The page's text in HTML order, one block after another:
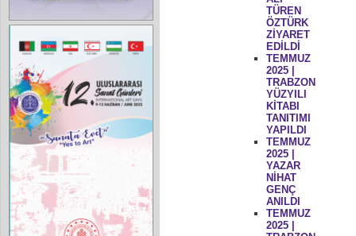
TÜREN
ÖZTÜRK
ZİYARET
EDİLDİ
TEMMUZ
2025 |
TRABZON
YÜZYILI
KİTABI
TANITIMI
YAPILDI
TEMMUZ
2025 |
YAZAR
NİHAT
GENÇ
ANILDI
TEMMUZ
2025 |